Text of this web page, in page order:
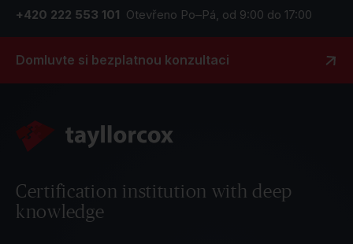
+420 222 553 101 Otevřeno Po–Pá, od 9:00 do 17:00
Domluvte si bezplatnou konzultaci
Certification institution with deep
knowledge